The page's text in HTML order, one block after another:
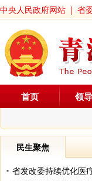
中央人民政府网站 | 省
首页 领
民生聚焦
省发改委持续优化医